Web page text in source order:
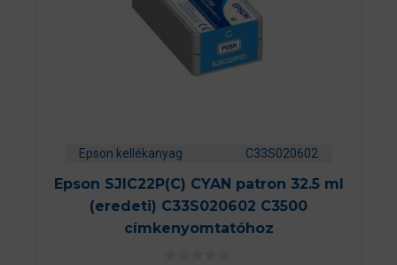
Epson kellékanyag C33S020602
Epson SJIC22P(C) CYAN patron 32.5 ml
(eredeti) C33S020602 C3500
címkenyomtatóhoz